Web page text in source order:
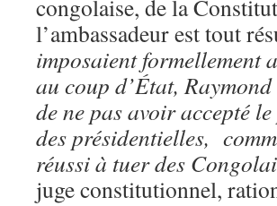
congolaise, de la
l’ambassadeur est tout
imposaient formellement
au coup d’État,Raymond
de ne pas avoir accepté
des présidentielles,
réussi à tuer des
juge constitutionnel,